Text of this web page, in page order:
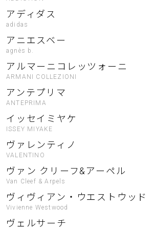
アディダス
adidas
アニエスベー
agnès b.
アルマーニコレッツォーニ
ARMANI COLLEZIONI
アンテプリマ
ANTEPRIMA
イッセイミヤケ
ISSEY MIYAKE
ヴァレンティノ
VALENTINO
ヴァン クリーフ&アーペル
Van Cleef & Arpels
ヴィヴィアン・ウエストウッド
Vivienne Westwood
ヴェルサーチ